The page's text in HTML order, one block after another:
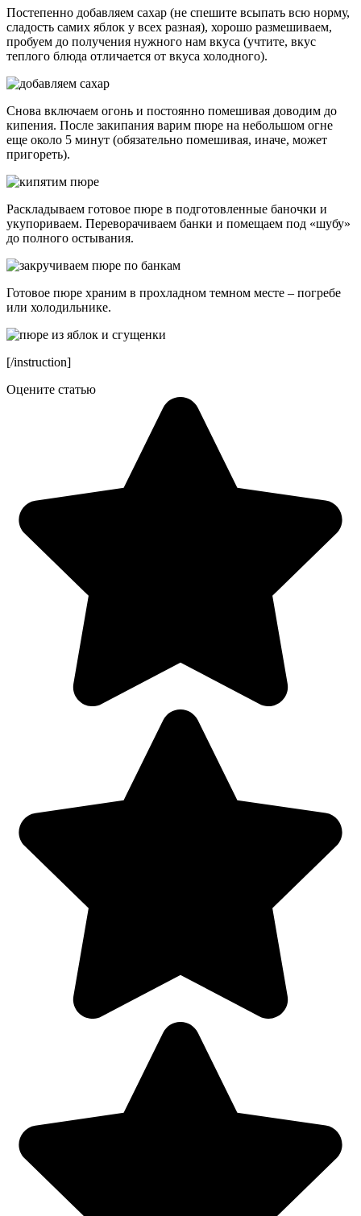
Постепенно добавляем сахар (не спешите всыпать всю норму,
сладость самих яблок у всех разная), хорошо размешиваем,
пробуем до получения нужного нам вкуса (учтите, вкус
теплого блюда отличается от вкуса холодного).
Снова включаем огонь и постоянно помешивая доводим до
кипения. После закипания варим пюре на небольшом огне
еще около 5 минут (обязательно помешивая, иначе, может
пригореть).
Раскладываем готовое пюре в подготовленные баночки и
укупориваем. Переворачиваем банки и помещаем под «шубу»
до полного остывания.
Готовое пюре храним в прохладном темном месте – погребе
или холодильнике.
[/instruction]
Оцените статью